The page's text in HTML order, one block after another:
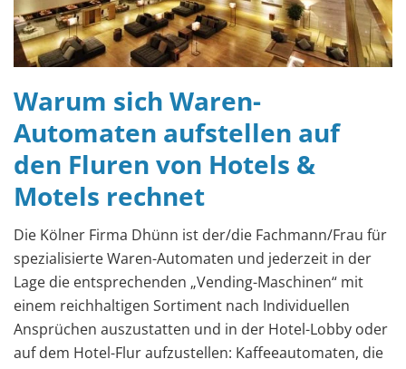
Warum sich Waren-
Automaten aufstellen auf
den Fluren von Hotels &
Motels rechnet
Die Kölner Firma Dhünn ist der/die Fachmann/Frau für
spezialisierte Waren-Automaten und jederzeit in der
Lage die entsprechenden „Vending-Maschinen“ mit
einem reichhaltigen Sortiment nach Individuellen
Ansprüchen auszustatten und in der Hotel-Lobby oder
auf dem Hotel-Flur aufzustellen: Kaffeeautomaten, die